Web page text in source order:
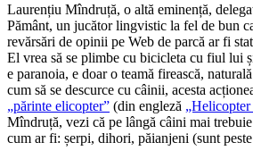
Laurențiu Mîndruță, o altă eminență,
Pământ, un jucător lingvistic la fel de bun
revărsări de opinii pe Web de parcă ar fi
El vrea să se plimbe cu bicicleta cu fiul lui
e paranoia, e doar o teamă firească,
cum să se descurce cu câinii, acesta
„părinte elicopter” (din engleză „Helicopter
Mîndruță, vezi că pe lângă câini mai
cum ar fi: șerpi, dihori, păianjeni (sunt